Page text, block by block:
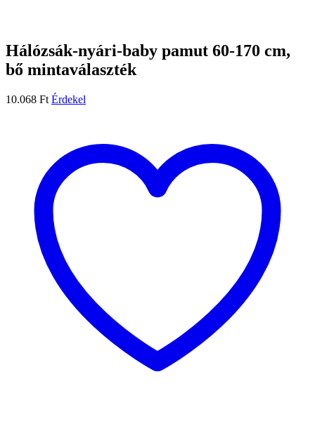
Hálózsák-nyári-baby pamut 60-170 cm,
bő mintaválaszték
10.068 Ft Érdekel